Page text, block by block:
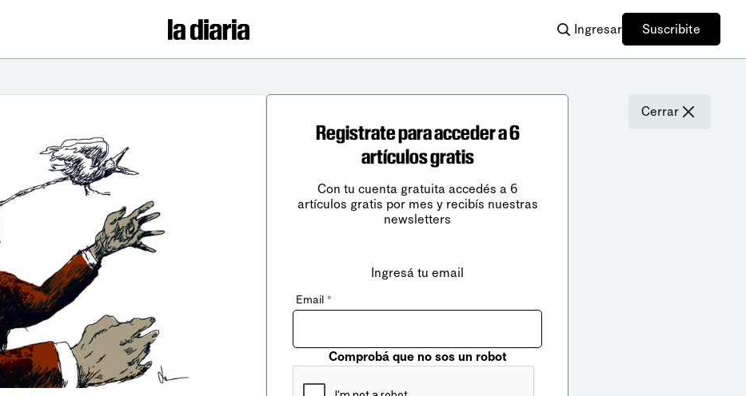
Ingresar Suscribite
Cerrar
Registrate para acceder a 6
artículos gratis
Con tu cuenta gratuita accedés a 6
artículos gratis por mes y recibís nuestras
newsletters
Ingresá tu email
Email *
Comprobá que no sos un robot